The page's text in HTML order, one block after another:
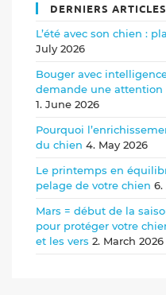
DERNIERS ARTICLES
L’été avec son chien :
July 2026
Bouger avec
demande une
1. June 2026
Pourquoi
du chien 4. May 2026
Le printemps en
pelage de votre chien 6.
Mars = début de la
pour protéger votre
et les vers 2. March 2026